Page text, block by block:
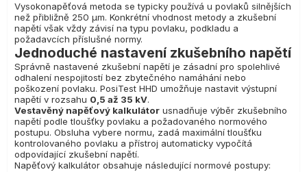
Vysokonapěťová metoda se typicky používá u povlaků silnějších
než přibližně 250 µm. Konkrétní vhodnost metody a zkušební
napětí však vždy závisí na typu povlaku, podkladu a
požadavcích příslušné normy.
Jednoduché nastavení zkušebního napětí
Správně nastavené zkušební napětí je zásadní pro spolehlivé
odhalení nespojitostí bez zbytečného namáhání nebo
poškození povlaku. PosiTest HHD umožňuje nastavit výstupní
napětí v rozsahu 0,5 až 35 kV.
Vestavěný napěťový kalkulátor usnadňuje výběr zkušebního
napětí podle tloušťky povlaku a požadovaného normového
postupu. Obsluha vybere normu, zadá maximální tloušťku
kontrolovaného povlaku a přístroj automaticky vypočítá
odpovídající zkušební napětí.
Napěťový kalkulátor obsahuje následující normové postupy: